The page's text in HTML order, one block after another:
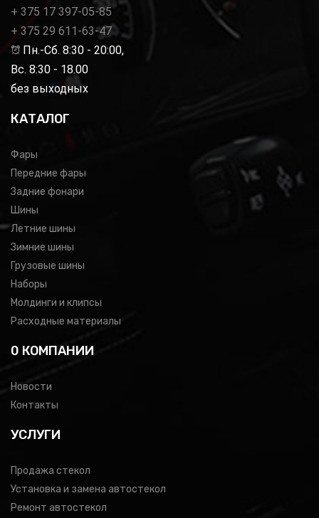
+ 375 17 397-05-85
+ 375 29 611-63-47
Пн.-Сб. 8:30 - 20:00,
Вс. 8:30 - 18.00
без выходных
КАТАЛОГ
Фары
Передние фары
Задние фонари
Шины
Летние шины
Зимние шины
Грузовые шины
Наборы
Молдинги и клипсы
Расходные материалы
0 КОМПАНИИ
Новости
Контакты
УСЛУГИ
Продажа стекол
Установка и замена автостекол
Ремонт автостекол